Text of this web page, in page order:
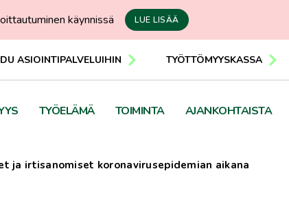
käynnissä LUE LISÄÄ
ASIOINTIPALVELUIHIN TYÖTTÖMYYSKASSA
TYÖELÄMÄ TOIMINTA AJANKOHTAISTA
ja irtisanomiset koronavirusepidemian aikana